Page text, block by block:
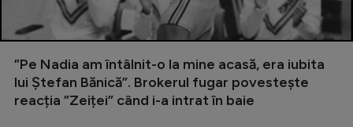
”Pe Nadia am întâlnit-o la mine acasă, era iubita
lui Ștefan Bănică”. Brokerul fugar povestește
reacția ”Zeiței” când i-a intrat în baie